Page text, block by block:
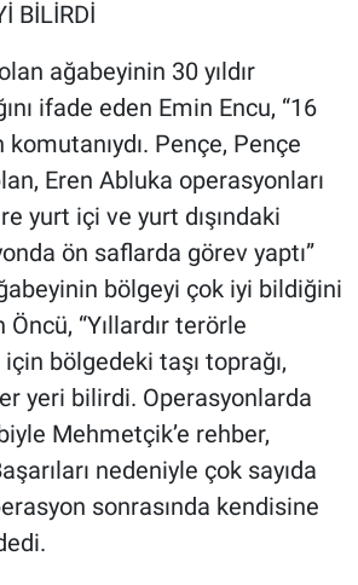
BİLİRDİ
ağabeyinin 30 yıldır
ifade eden Emin Encu, “16
Pençe, Pençe
Eren Abluka operasyonları
yurt içi ve yurt dışındaki
ön saflarda görev yaptı”
bölgeyi çok iyi bildiğini
“Yıllardır terörle
bölgedeki taşı toprağı,
yeri bilirdi. Operasyonlarda
Mehmetçik’e rehber,
nedeniyle çok sayıda
sonrasında kendisine